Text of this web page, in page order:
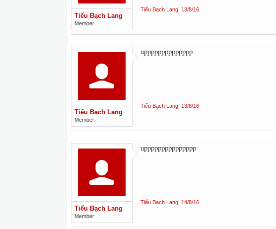
Tiểu Bạch Lang
Member
Tiểu Bạch Lang 13/8/16
Tiểu Bạch Lang
Member
upppppppppppppp
Tiểu Bạch Lang 13/8/16
Tiểu Bạch Lang
Member
uppppppppppppppp
Tiểu Bạch Lang 14/8/16